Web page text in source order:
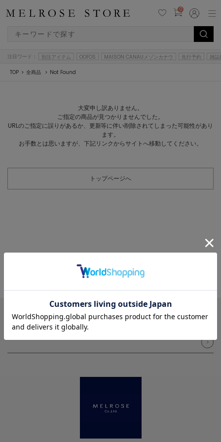
0
注目ワード： 別注アイテム OOFOS MAISON CANAUメゾンカナウ 先行予約 雑誌
TOP 全商品 Not Found
大変申し訳ありません。
ご指定の商品が見つかりませんでした。
URLのご指定に誤りがあるか、更新等に伴い削除されてしまった可能性があり
ます。
お手数とは思いますが、下記リンクからサイトへ移動してください。
トップページへ
NEWSLETTER メルマガ登録